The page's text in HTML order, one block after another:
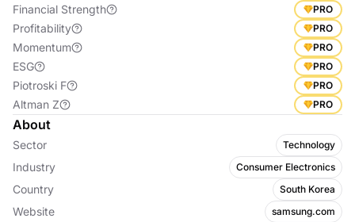
Financial Strength PRO
Profitability PRO
Momentum PRO
ESG PRO
Piotroski F PRO
Altman Z PRO
About
Sector Technology
Industry Consumer Electronics
Country South Korea
Website samsung.com